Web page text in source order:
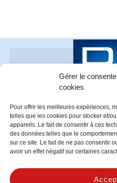
Gérer le
cookies
Pour offrir les meilleures expériences,
telles que les cookies pour stocker et/
appareils. Le fait de consentir à ces
des données telles que le
sur ce site. Le fait de ne pas consentir
avoir un effet négatif sur certaines
Z.A. Le